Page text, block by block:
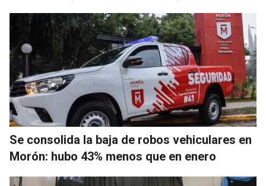
Se consolida la baja de robos vehiculares en
Morón: hubo 43% menos que en enero